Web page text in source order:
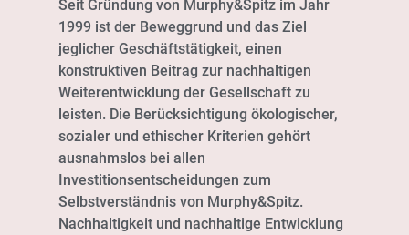
Seit Gründung von Murphy&Spitz im Jahr
1999 ist der Beweggrund und das Ziel
jeglicher Geschäftstätigkeit, einen
konstruktiven Beitrag zur nachhaltigen
Weiterentwicklung der Gesellschaft zu
leisten. Die Berücksichtigung ökologischer,
sozialer und ethischer Kriterien gehört
ausnahmslos bei allen
Investitionsentscheidungen zum
Selbstverständnis von Murphy&Spitz.
Nachhaltigkeit und nachhaltige Entwicklung